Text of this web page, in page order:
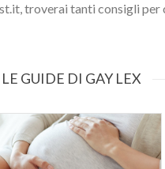
troverai tanti consigli
LE GUIDE DI GAY LEX